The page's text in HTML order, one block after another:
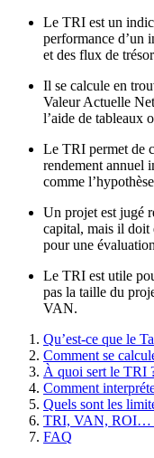
Le TRI est un
performance d’un
et des flux de
Il se calcule en
Valeur Actuelle
l’aide de tableaux
Le TRI permet de
rendement annuel
comme
Un projet est jugé
capital, mais il doit
pour une
Le TRI est utile
pas la taille du
VAN.
Qu’est-ce que le
Comment se
À quoi sert le TRI
Comment
Quels sont les
TRI, VAN, ROI…
FAQ